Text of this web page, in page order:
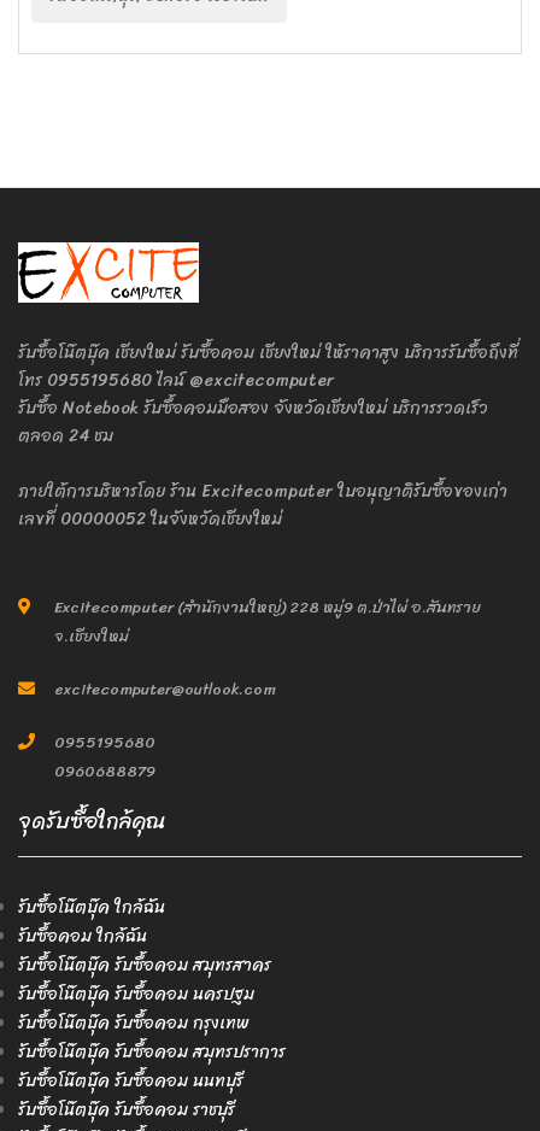
รับซื้อโน๊ตบุ๊ค เชียงใหม่ รับซื้อคอม เชียงใหม่ ให้ราคาสูง บริการรับซื้อถึงที่
โทร 0955195680 ไลน์ @excitecomputer
รับซื้อ Notebook รับซื้อคอมมือสอง จังหวัดเชียงใหม่ บริการรวดเร็ว
ตลอด 24 ชม
ภายใต้การบริหารโดย ร้าน Excitecomputer ใบอนุญาติรับซื้อของเก่า
เลขที่ 00000052 ในจังหวัดเชียงใหม่
Excitecomputer (สำนักงานใหญ่) 228 หมู่9 ต.ป่าไผ่ อ.สันทราย
จ.เชียงใหม่
excitecomputer@outlook.com
0955195680
0960688879
จุดรับซื้อใกล้คุณ
รับซื้อโน๊ตบุ๊ค ใกล้ฉัน
รับซื้อคอม ใกล้ฉัน
รับซื้อโน๊ตบุ๊ค รับซื้อคอม สมุทรสาคร
รับซื้อโน๊ตบุ๊ค รับซื้อคอม นครปฐม
รับซื้อโน๊ตบุ๊ค รับซื้อคอม กรุงเทพ
รับซื้อโน๊ตบุ๊ค รับซื้อคอม สมุทรปราการ
รับซื้อโน๊ตบุ๊ค รับซื้อคอม นนทบุรี
รับซื้อโน๊ตบุ๊ค รับซื้อคอม ราชบุรี